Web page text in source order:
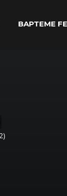
BAPTEME